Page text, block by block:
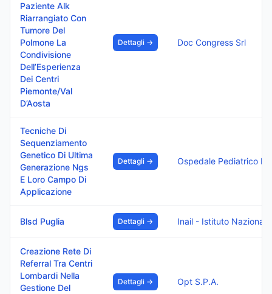
Paziente Alk
Riarrangiato Con
Tumore Del
Polmone La
Condivisione
Dell’Esperienza
Dei Centri
Piemonte/Val
D’Aosta
Dettagli → Doc Congress Srl
Tecniche Di
Sequenziamento
Genetico Di Ultima
Generazione Ngs
E Loro Campo Di
Applicazione
Dettagli →
Blsd Puglia Dettagli →
Creazione Rete Di
Referral Tra Centri
Lombardi Nella
Gestione Del
Dettagli → Opt S.P.A.